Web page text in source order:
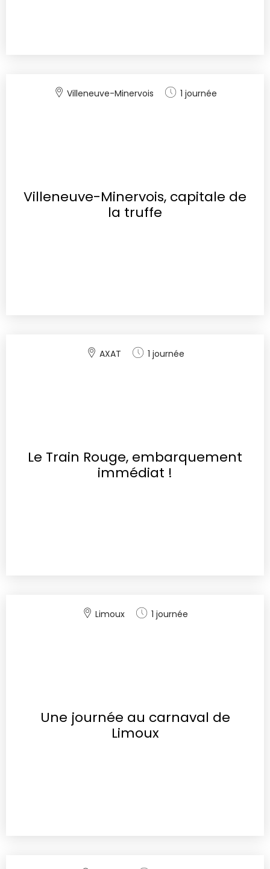
Villeneuve-Minervois 1 journée
Villeneuve-Minervois, capitale de
la truffe
AXAT 1 journée
Le Train Rouge, embarquement
immédiat !
Limoux 1 journée
Une journée au carnaval de
Limoux